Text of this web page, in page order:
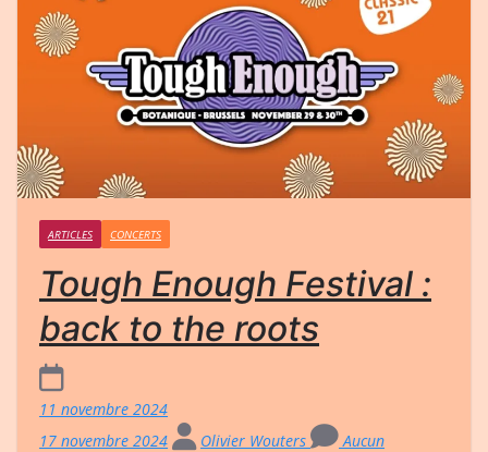
ARTICLES CONCERTS
Tough Enough Festival :
back to the roots
11 novembre 2024
17 novembre 2024
Olivier Wouters
Aucun